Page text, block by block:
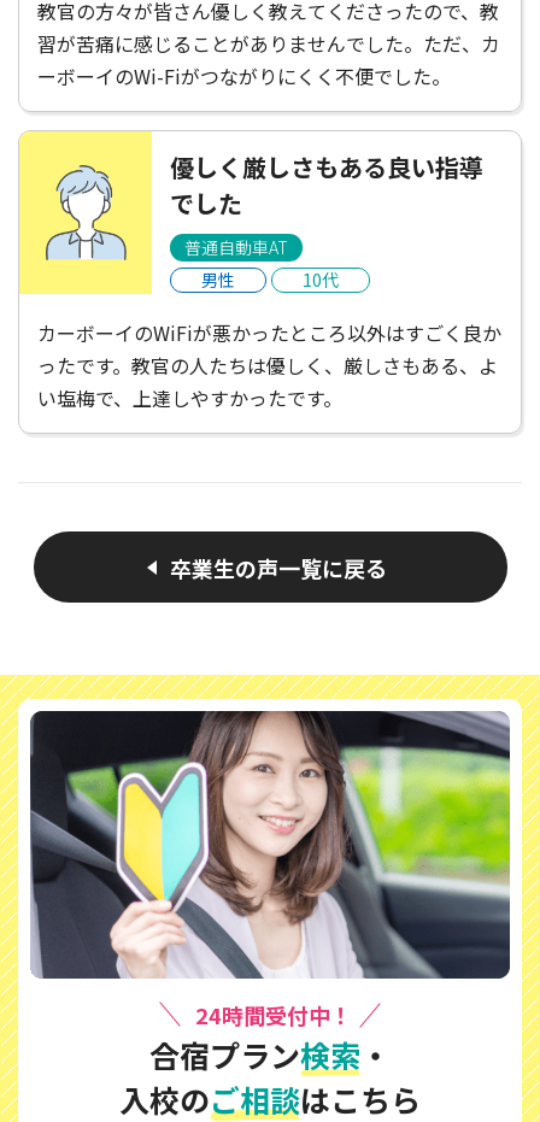
教官の方々が皆さん優しく教えてくださったので、教
習が苦痛に感じることがありませんでした。ただ、カ
ーボーイのWi-Fiがつながりにくく不便でした。
優しく厳しさもある良い指導
でした
普通自動車AT
男性
10代
カーボーイのWiFiが悪かったところ以外はすごく良か
ったです。教官の人たちは優しく、厳しさもある、よ
い塩梅で、上達しやすかったです。
卒業生の声一覧に戻る
24時間受付中！
合宿プラン検索 ・
入校のご相談はこちら